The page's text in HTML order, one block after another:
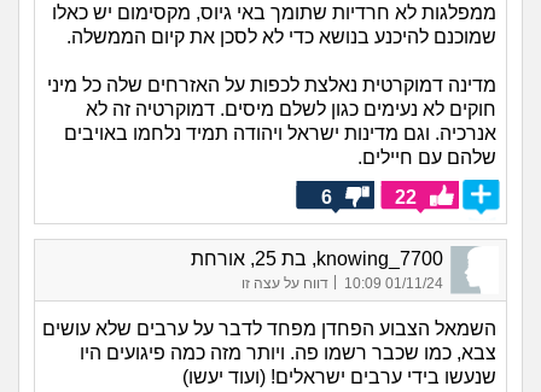
ממפלגות לא חרדיות שתומך באי גיוס, מקסימום יש כאלו
שמוכנם להיכנע בנושא כדי לא לסכן את קיום הממשלה.
מדינה דמוקרטית נאלצת לכפות על האזרחים שלה כל מיני
חוקים לא נעימים כגון לשלם מיסים. דמוקרטיה זה לא
אנרכיה. וגם מדינות ישראל ויהודה תמיד נלחמו באויבים
שלהם עם חיילים.
22
6
knowing_7700, בת 25, אורחת
01/11/24 10:09 דווח על עצה זו
השמאל הצבוע הפחדן מפחד לדבר על ערבים שלא עושים
צבא, כמו שכבר רשמו פה. ויותר מזה כמה פיגועים היו
שנעשו בידי ערבים ישראלים! (ועוד יעשו)